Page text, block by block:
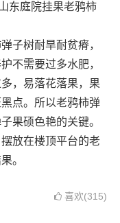
东庭院挂果老鸦柿
子树耐旱耐贫瘠，
不需要过多水肥，
，易落花落果，果
点。所以老鸦柿弹
果硕色艳的关键。
放在楼顶平台的老
。
喜欢(315)